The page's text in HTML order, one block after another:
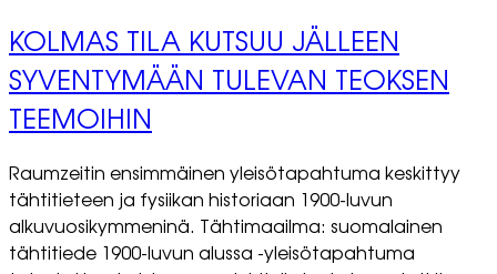
KOLMAS TILA KUTSUU JÄLLEEN
SYVENTYMÄÄN TULEVAN TEOKSEN
TEEMOIHIN
Raumzeitin ensimmäinen yleisötapahtuma keskittyy
tähtitieteen ja fysiikan historiaan 1900-luvun
alkuvuosikymmeninä. Tähtimaailma: suomalainen
tähtitiede 1900-luvun alussa -yleisötapahtuma